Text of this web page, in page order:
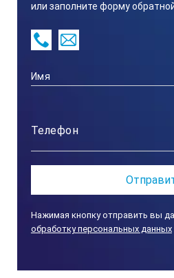
Частота переменного тока, Гц
1
40
Диапазон автоматического
или заполните форму
Нажимая кнопку отправить вы
обработку персональных данных